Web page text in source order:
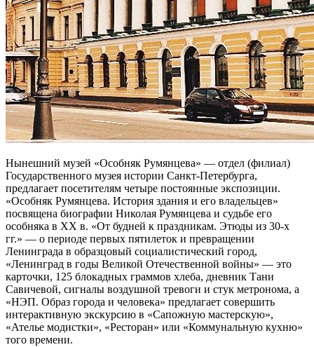
Нынешний музей «Особняк Румянцева» — отдел (филиал)
Государственного музея истории Санкт-Петербурга,
предлагает посетителям четыре постоянные экспозиции.
«Особняк Румянцева. История здания и его владельцев»
посвящена биографии Николая Румянцева и судьбе его
особняка в XX в. «От будней к праздникам. Этюды из 30-х
гг.» — о периоде первых пятилеток и превращении
Ленинграда в образцовый социалистический город,
«Ленинград в годы Великой Отечественной войны» — это
карточки, 125 блокадных граммов хлеба, дневник Тани
Савичевой, сигналы воздушной тревоги и стук метронома, а
«НЭП. Образ города и человека» предлагает совершить
интерактивную экскурсию в «Сапожную мастерскую»,
«Ателье модистки», «Ресторан» или «Коммунальную кухню»
того времени.